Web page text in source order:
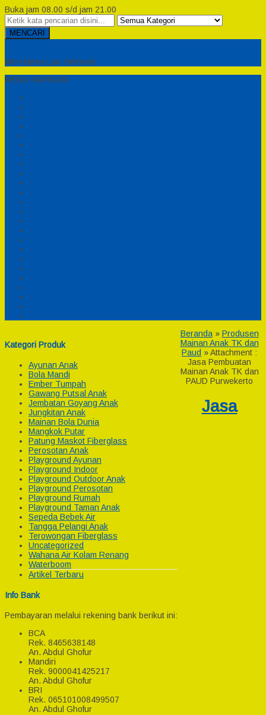
Buka jam 08.00 s/d jam 21.00
MENCARI
Min Haitsu Laa Yahtasib
MENU NAVIGASI
Kategori Produk
Ayunan Anak
Bola Mandi
Ember Tumpah
Gawang Putsal Anak
Jembatan Goyang Anak
Jungkitan Anak
Mainan Bola Dunia
Mangkok Putar
Patung Maskot Fiberglass
Perosotan Anak
Playground Ayunan
Playground Indoor
Playground Outdoor Anak
Playground Perosotan
Playground Rumah
Playground Taman Anak
Sepeda Bebek Air
Tangga Pelangi Anak
Terowongan Fiberglass
Uncategorized
Wahana Air Kolam Renang
Waterboom
Artikel Terbaru
Info Bank
Pembayaran melalui rekening bank berikut ini:
BCA
Rek. 8465638148
An. Abdul Ghofur
Mandiri
Rek. 9000041425217
An. Abdul Ghofur
BRI
Rek. 065101008499507
An. Abdul Ghofur
Beranda» Produsen
Mainan Anak TK dan
Paud » Attachment :
Jasa Pembuatan
Mainan Anak TK dan
PAUD Purwekerto
Jasa